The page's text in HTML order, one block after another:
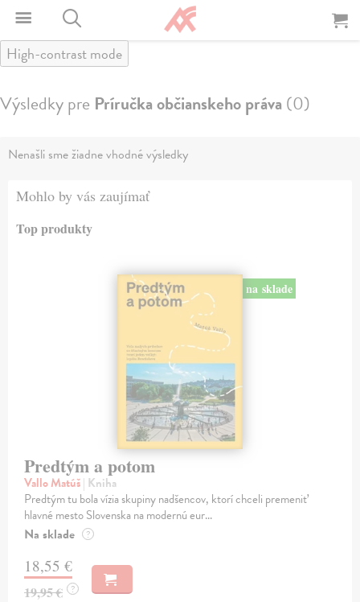
High-contrast mode
Výsledky pre Príručka občianskeho práva (0)
Nenašli sme žiadne vhodné výsledky
Mohlo by vás zaujímať
Top produkty
na sklade
Predtým a potom
Vallo Matúš| Kniha
Predtým tu bola vízia skupiny nadšencov, ktorí chceli premeniť
hlavné mesto Slovenska na modernú eur...
Na sklade ?
18,55 €
19,95 € ?